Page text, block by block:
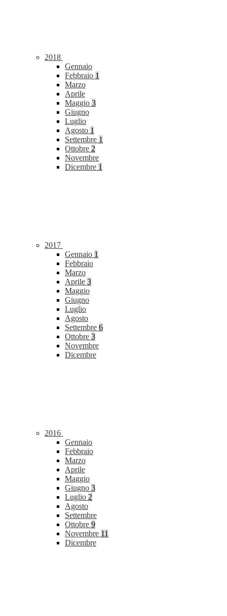
2018
Gennaio
Febbraio 1
Marzo
Aprile
Maggio 3
Giugno
Luglio
Agosto 1
Settembre 1
Ottobre 2
Novembre
Dicembre 1
2017
Gennaio 1
Febbraio
Marzo
Aprile 3
Maggio
Giugno
Luglio
Agosto
Settembre 6
Ottobre 3
Novembre
Dicembre
2016
Gennaio
Febbraio
Marzo
Aprile
Maggio
Giugno 3
Luglio 2
Agosto
Settembre
Ottobre 9
Novembre 11
Dicembre